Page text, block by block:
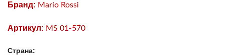
Бранд: Mario Rossi
Артикул: MS 01-570
Страна: